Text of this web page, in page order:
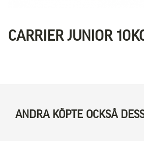
CARRIER JUNIOR
ANDRA KÖPTE OCKSÅ